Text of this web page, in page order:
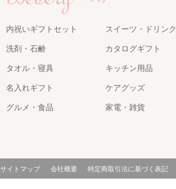
内祝いギフトセット
スイーツ・ドリンク
洗剤・石鹸
カタログギフト
タオル・寝具
キッチン用品
名入れギフト
ケアグッズ
グルメ・食品
家電・雑貨
サイトマップ 会社概要 特定商取引法に基づく表記